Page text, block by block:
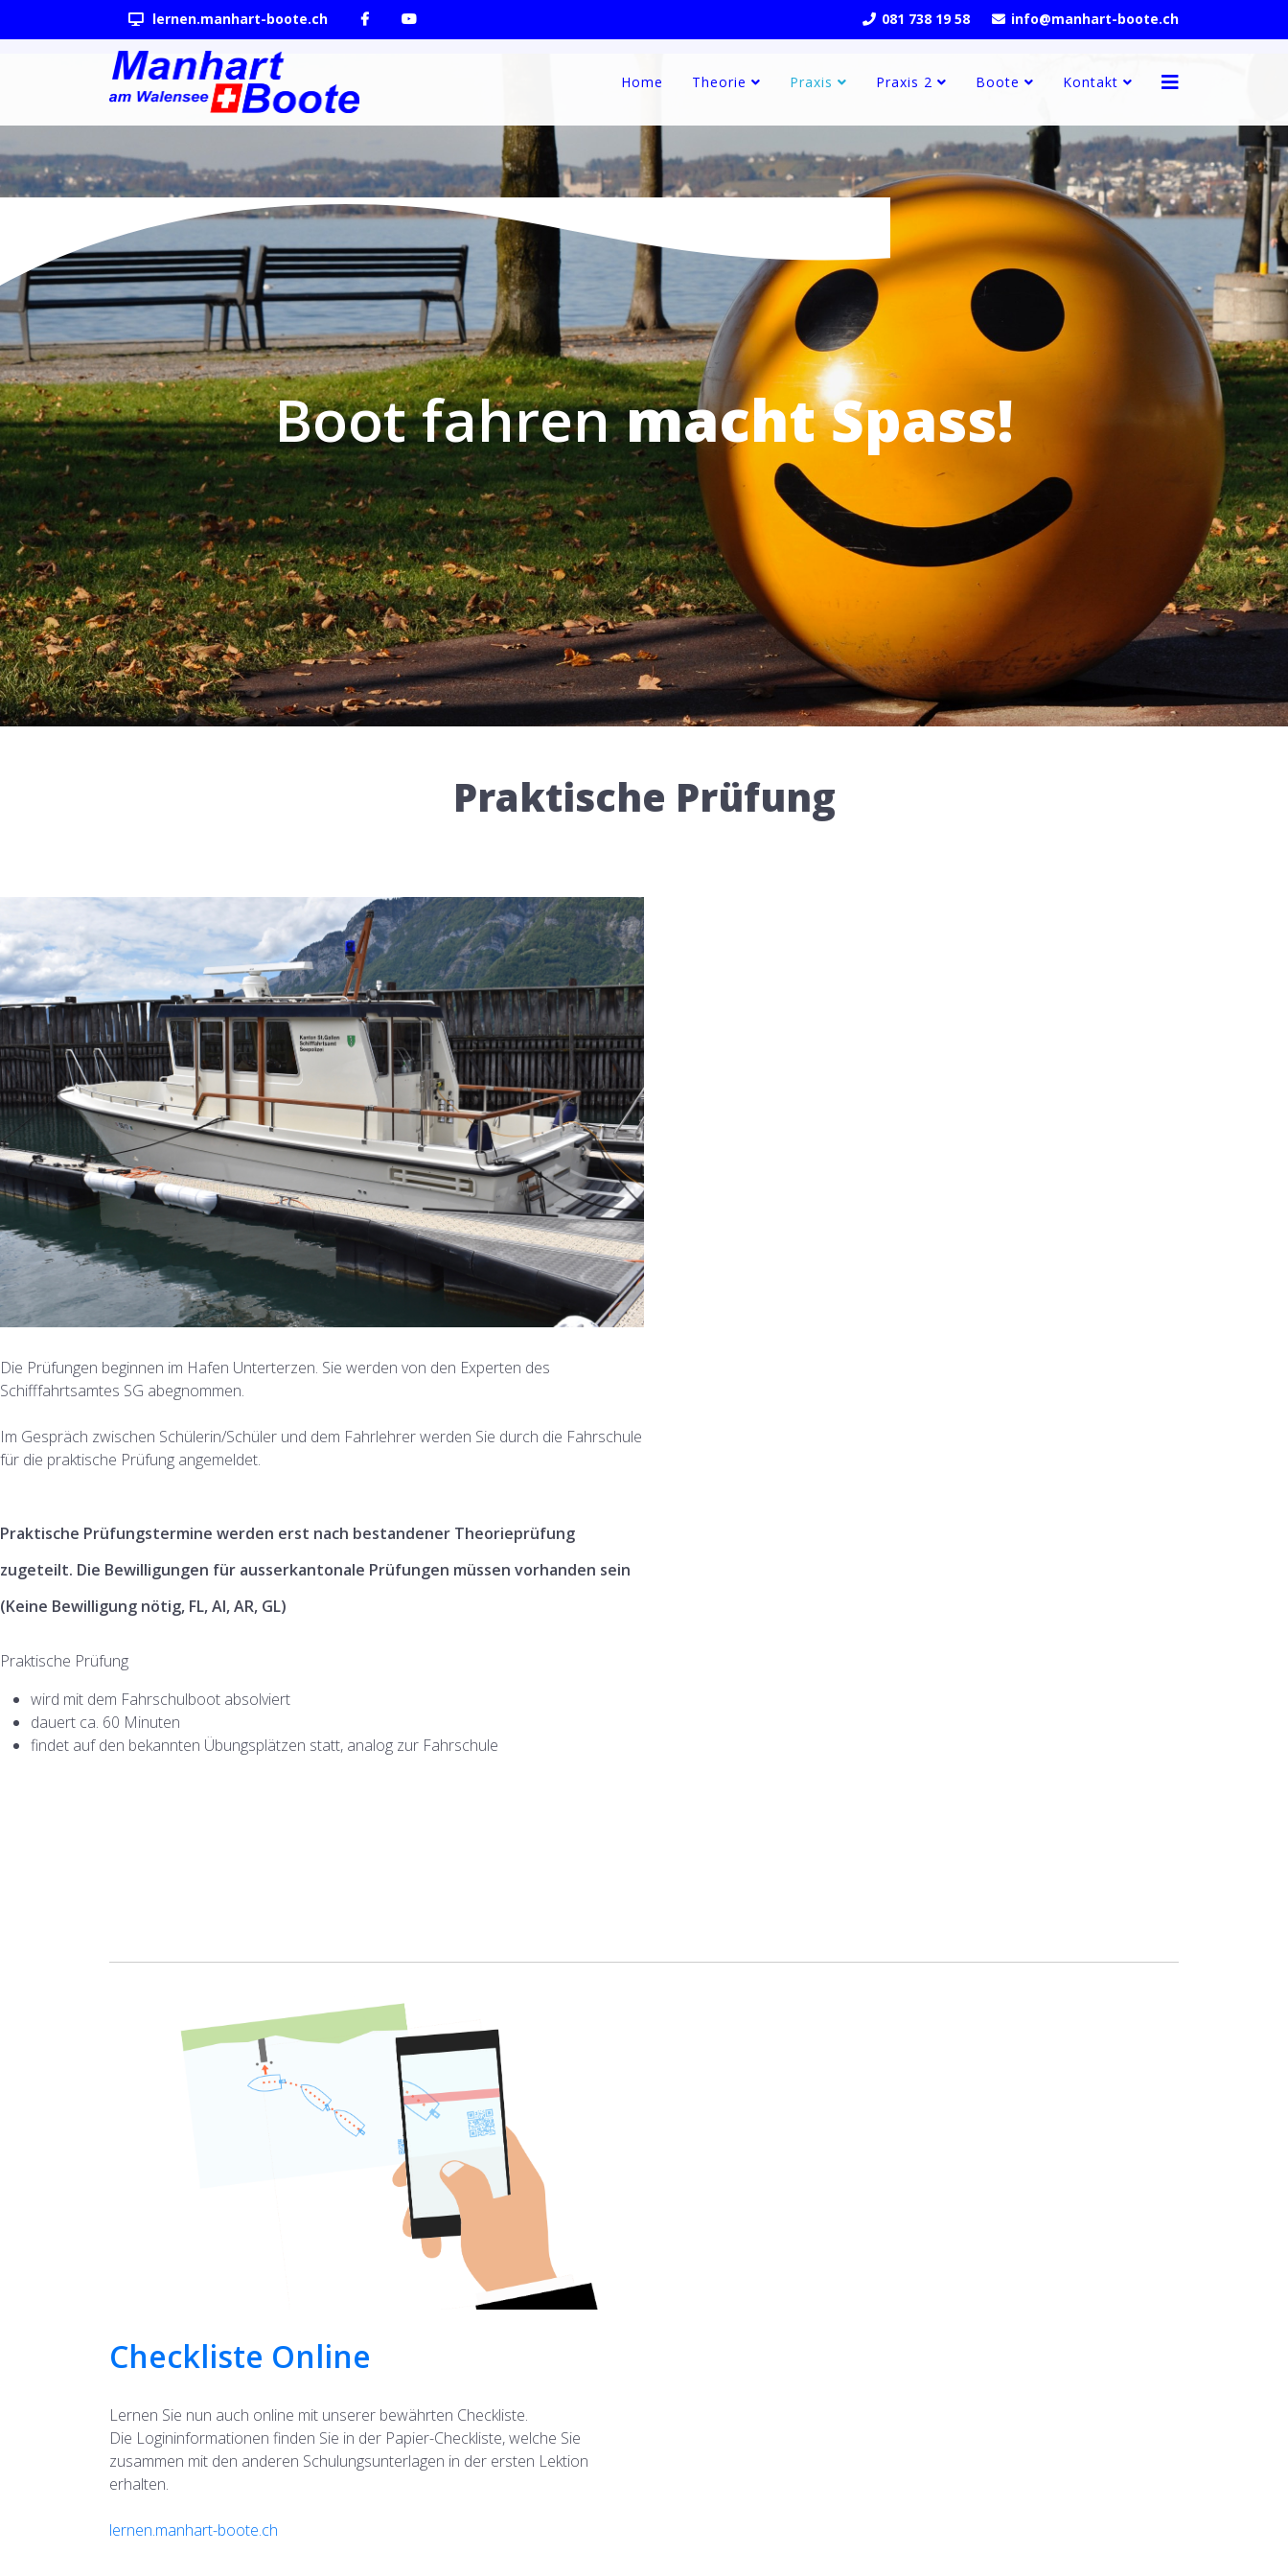
lernen.manhart-boote.ch 081 738 19 58 info@manhart-boote.ch
Home Theorie Praxis Praxis 2 Boote Kontakt
Boot fahrenmacht Spass!
Praktische Prüfung
Die Prüfungen beginnen im Hafen Unterterzen. Sie werden von den Experten des
Schifffahrtsamtes SG abegnommen.
Im Gespräch zwischen Schülerin/Schüler und dem Fahrlehrer werden Sie durch die Fahrschule
für die praktische Prüfung angemeldet.
Praktische Prüfungstermine werden erst nach bestandener Theorieprüfung
zugeteilt. Die Bewilligungen für ausserkantonale Prüfungen müssen vorhanden sein
(Keine Bewilligung nötig, FL, AI, AR, GL)
Praktische Prüfung
wird mit dem Fahrschulboot absolviert
dauert ca. 60 Minuten
findet auf den bekannten Übungsplätzen statt, analog zur Fahrschule
Checkliste Online
Lernen Sie nun auch online mit unserer bewährten Checkliste.
Die Logininformationen finden Sie in der Papier-Checkliste, welche Sie
zusammen mit den anderen Schulungsunterlagen in der ersten Lektion
erhalten.
lernen.manhart-boote.ch